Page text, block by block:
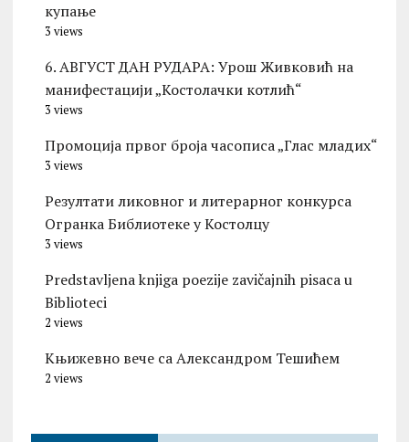
купање
3 views
6. АВГУСТ ДАН РУДАРА: Урош Живковић на
манифестацији „Костолачки котлић“
3 views
Промоција првог броја часописа „Глас младих“
3 views
Резултати ликовног и литерарног конкурса
Огранка Библиотеке у Костолцу
3 views
Predstavljena knjiga poezije zavičajnih pisaca u
Biblioteci
2 views
Књижевно вече са Александром Тешићем
2 views